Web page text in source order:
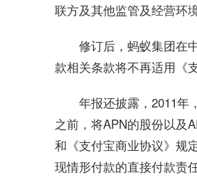
联方及其他监管及经营环
修订后，蚂蚁集团在
款相关条款将不再适用《
年报还披露，2011年
之前，将APN的股份以及
和《支付宝商业协议》规
现情形付款的直接付款责任